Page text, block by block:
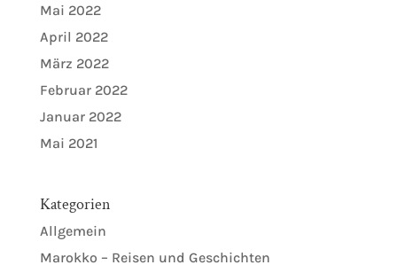
Mai 2022
April 2022
März 2022
Februar 2022
Januar 2022
Mai 2021
Kategorien
Allgemein
Marokko – Reisen und Geschichten